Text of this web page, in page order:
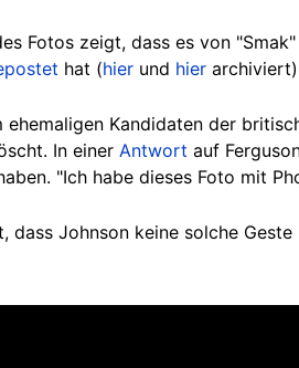
Fotos zeigt, dass es von
hat (hier und hier
Kandidaten der
In einer Antwort auf
"Ich habe dieses Foto mit
dass Johnson keine solche Geste